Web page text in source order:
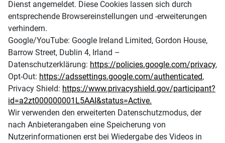
Dienst angemeldet. Diese Cookies lassen sich durch
entsprechende Browsereinstellungen und -erweiterungen
verhindern.
Google/YouTube: Google Ireland Limited, Gordon House,
Barrow Street, Dublin 4, Irland –
Datenschutzerklärung: https://policies.google.com/privacy,
Opt-Out: https://adssettings.google.com/authenticated,
Privacy Shield: https://www.privacyshield.gov/participant?
id=a2zt000000001L5AAI&status=Active.
Wir verwenden den erweiterten Datenschutzmodus, der
nach Anbieterangaben eine Speicherung von
Nutzerinformationen erst bei Wiedergabe des Videos in